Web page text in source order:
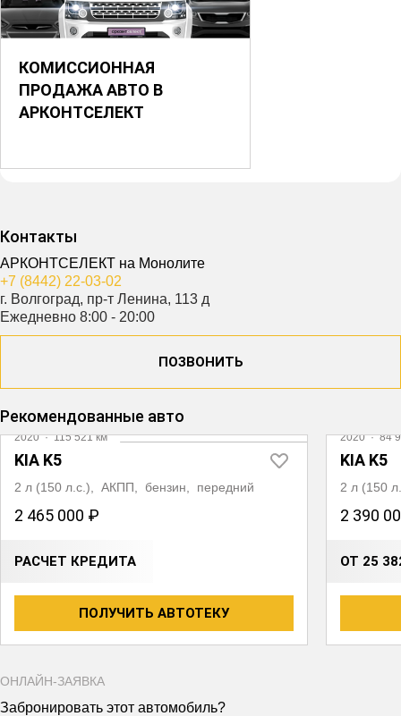
КОМИССИОННАЯ
ПРОДАЖА АВТО В
АРКОНТСЕЛЕКТ
Контакты
АРКОНТСЕЛЕКТ на Монолите
+7 (8442) 22-03-02
г. Волгоград, пр-т Ленина, 113 д
Ежедневно 8:00 - 20:00
ПОЗВОНИТЬ
Рекомендованные авто
2020·115 521 км
KIA K5
2 л (150 л.с.), АКПП, бензин, передний
2 465 000 ₽
РАСЧЕТ КРЕДИТА
ПОЛУЧИТЬ АВТОТЕКУ
2020·84
KIA K5
2 л (150
2 390
ОТ 25
ОНЛАЙН-ЗАЯВКА
Забронировать этот автомобиль?